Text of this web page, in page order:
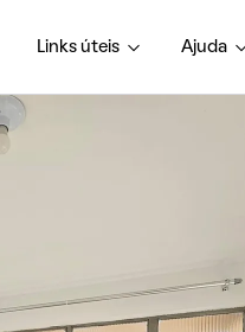
Links úteis Ajuda